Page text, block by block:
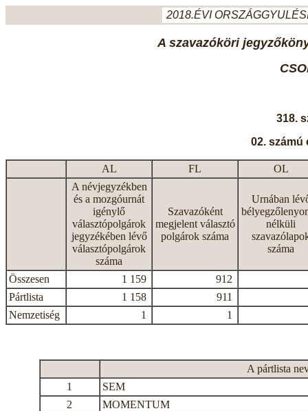
2018.ÉVI
A szavazóköri
318.
02. számú
AL FL
OL
A névjegyzékben
és a mozgóurnát
igénylő
választópolgárok
jegyzékében lévő
választópolgárok
száma
Szavazóként
megjelent választó
polgárok száma
Urnában
nélküli
száma
Összesen 1 159
912
Pártlista
1 158
911
Nemzetiség
1 1
A pártlista
1
SEM
2
MOMENTUM